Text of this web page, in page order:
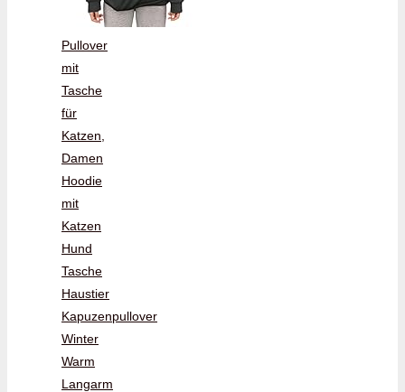
Pullover
mit
Tasche
für
Katzen,
Damen
Hoodie
mit
Katzen
Hund
Tasche
Haustier
Kapuzenpullover
Winter
Warm
Langarm